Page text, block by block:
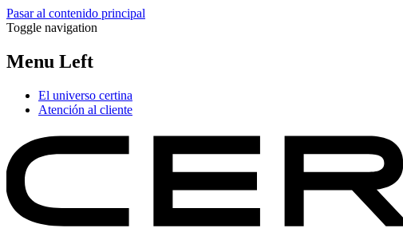
Pasar al contenido principal
Toggle navigation
Menu Left
El universo certina
Atención al cliente